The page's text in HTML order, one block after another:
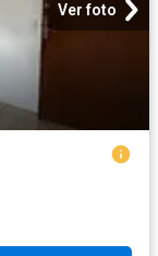
Ver foto